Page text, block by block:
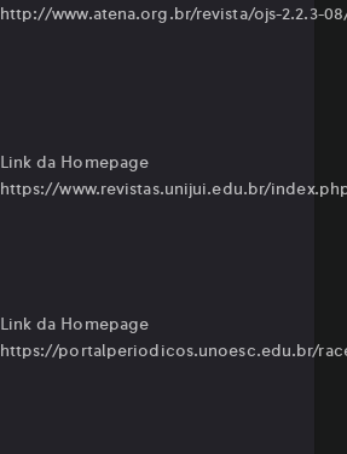
http://www.atena.org.br/revista/ojs-2.2.3-
Link da Homepage
⁠https://www.revistas.unijui.edu.br/
Link da Homepage
https://portalperiodicos.unoesc.edu.br/